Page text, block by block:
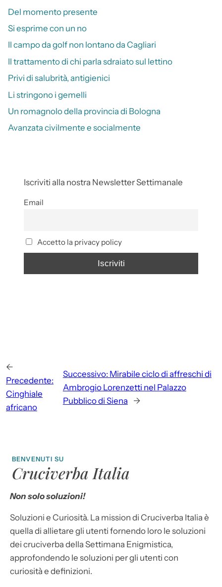
Del momento presente
Si esprime con un no
Il campo da golf non lontano da Cagliari
Il trattamento di chi parla sdraiato sul lettino
Privi di salubrità, antigienici
Li stringono i gemelli
Un romagnolo della provincia di Bologna
Avanzata civilmente e socialmente
Iscriviti alla nostra Newsletter Settimanale
Email
Accetto la privacy policy
←
Precedente:
Cinghiale
africano
Successivo: Mirabile ciclo di affreschi di
Ambrogio Lorenzetti nel Palazzo
Pubblico di Siena
→
BENVENUTI SU
Cruciverba Italia
Non solo soluzioni!
Soluzioni e Curiosità. La mission di Cruciverba Italia è
quella di allietare gli utenti fornendo loro le soluzioni
dei cruciverba della Settimana Enigmistica,
approfondendo le soluzioni per gli utenti con
curiosità e definizioni.